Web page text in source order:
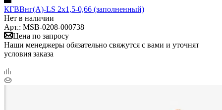
КГВВнг(А)-LS 2х1,5-0,66 (заполненный)
Нет в наличии
Арт.: MSB-0208-000738
Цена по запросу
Наши менеджеры обязательно свяжутся с вами и уточнят
условия заказа